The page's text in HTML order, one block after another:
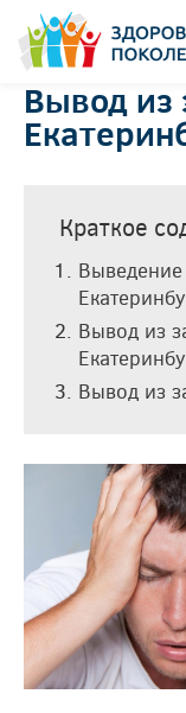
Вывод из
Краткое
Вывод из
Вывод из